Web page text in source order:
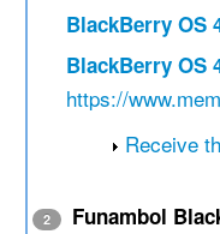
BlackBerry OS
BlackBerry OS
https://
Receive
2 Funambol